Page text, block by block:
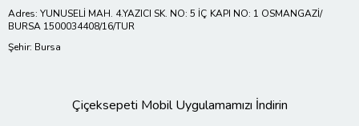
Adres: YUNUSELİ MAH. 4.YAZICI SK. NO: 5 İÇ KAPI NO: 1 OSMANGAZİ/
BURSA 1500034408/16/TUR
Şehir: Bursa
Çiçeksepeti Mobil Uygulamamızı İndirin